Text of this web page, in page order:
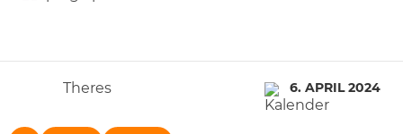
Theres 6. APRIL 2024